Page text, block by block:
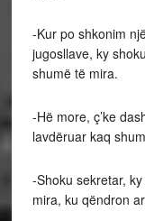
-Kur po shkonim
jugosllave, ky
shumë të mira.
-Hë more, ç’ke
lavdëruar kaq
-Shoku sekretar,
mira, ku qëndron